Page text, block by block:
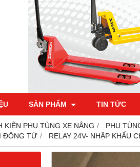
SẢN PHẨM TIN TỨC
KIÊN PHỤ TÙNG XE NÂNG
PHỤ
ĐỘNG TỪ
RELAY 24V- NHẬP KHẨU